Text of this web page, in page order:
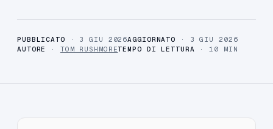
PUBBLICATO · 3 GIU 2026AGGIORNATO · 3 GIU 2026
AUTORE
· TOM RUSHMORETEMPO DI LETTURA · 10 MIN